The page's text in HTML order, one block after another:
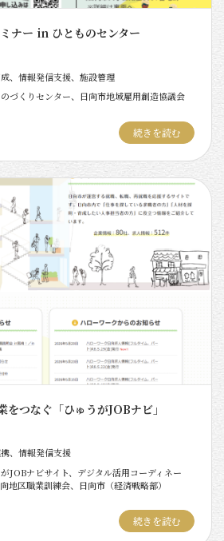
ナー in ひとものセンター
、 情報発信支援、 施設管理
づくりセンター、 日向市地域雇用創造協議会
続きを読む
をつなぐ「ひゅうがJOBナビ」
、 情報発信支援
JOBナビサイト、 デジタル活用コーディネー
地区職業訓練会、 日向市（経済戦略部）
続きを読む